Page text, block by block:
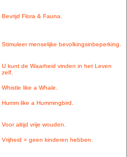
Bevrijd Flora & Fauna.
Stimuleer menselijke bevolkingsinbeperking.
U kunt de Waarheid vinden in het Leven
zelf.
Whistle like a Whale.
Humm like a Hummingbird.
Voor altijd vrije wouden.
Vrijheid = geen kinderen hebben.